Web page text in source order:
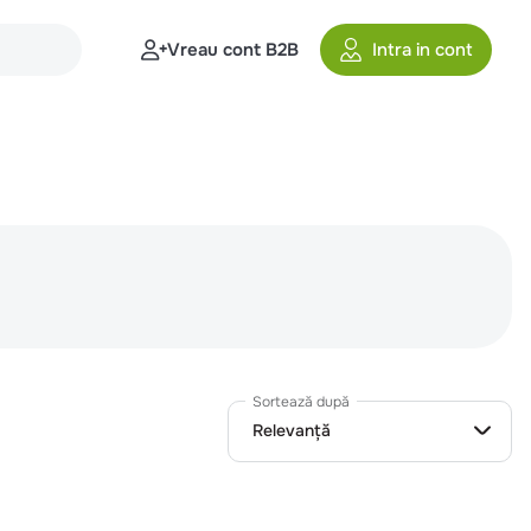
Vreau cont B2B Intra in cont
Sortează după
Relevanță